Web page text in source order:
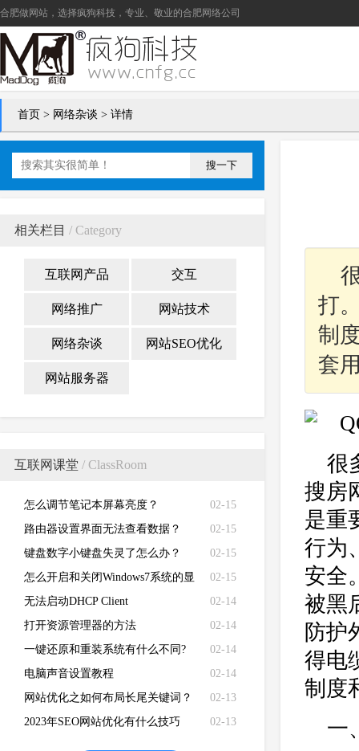
合肥做网站 ，选择疯狗科技，专业、敬业的合肥网络公司
首页 > 网络杂谈 > 详情
搜一下
相关栏目 / Category
互联网产品 交互
网络推广 网站技术
网络杂谈 网站SEO优化
网站服务器
互联网课堂 / ClassRoom
02-15
怎么调节笔记本屏幕亮度？
02-15
路由器设置界面无法查看数据？
02-15
键盘数字小键盘失灵了怎么办？
02-15
怎么开启和关闭Windows7系统的显
卡硬件加速功能
02-14
无法启动DHCP Client
02-14
打开资源管理器的方法
02-14
一键还原和重装系统有什么不同?
02-14
电脑声音设置教程
02-13
网站优化之如何布局长尾关键词？
02-13
2023年SEO网站优化有什么技巧
打
制
套
很
搜房
是重
行为
安全
被黑
防护
得电
制度
一